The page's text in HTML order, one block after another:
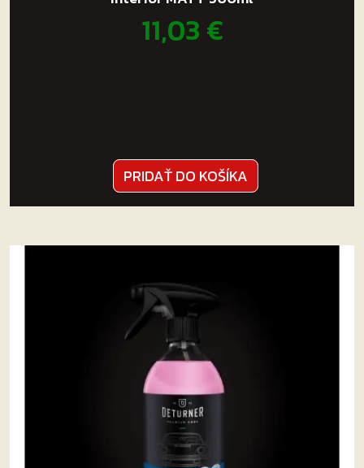
11,03€
PRIDAŤ DO KOŠÍKA